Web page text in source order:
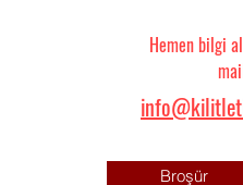
Hemen bilgi
Broşür